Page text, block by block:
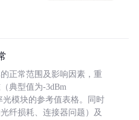
正常范围及影响因素，重
典型值为-3dBm
光模块的参考值表格。同时
纤损耗、连接器问题）及